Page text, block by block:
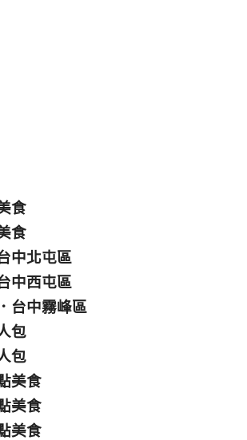
食
食
中北屯區
中西屯區
． 台中霧峰區
包
包
美食
美食
美食